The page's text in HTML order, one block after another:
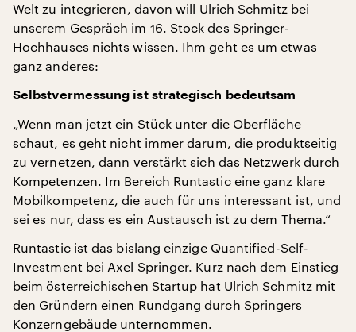
Welt zu integrieren, davon will Ulrich Schmitz bei
unserem Gespräch im 16. Stock des Springer-
Hochhauses nichts wissen. Ihm geht es um etwas
ganz anderes:
Selbstvermessung ist strategisch bedeutsam
„Wenn man jetzt ein Stück unter die Oberfläche
schaut, es geht nicht immer darum, die produktseitig
zu vernetzen, dann verstärkt sich das Netzwerk durch
Kompetenzen. Im Bereich Runtastic eine ganz klare
Mobilkompetenz, die auch für uns interessant ist, und
sei es nur, dass es ein Austausch ist zu dem Thema.“
Runtastic ist das bislang einzige Quantified-Self-
Investment bei Axel Springer. Kurz nach dem Einstieg
beim österreichischen Startup hat Ulrich Schmitz mit
den Gründern einen Rundgang durch Springers
Konzerngebäude unternommen.